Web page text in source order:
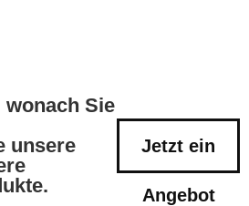
Sie
unsere
Jetzt ein
Angebot